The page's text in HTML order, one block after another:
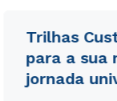
Trilhas
para a sua
jornada